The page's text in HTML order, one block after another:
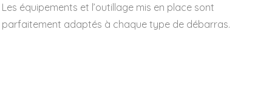
Les équipements et l’outillage mis en place sont
parfaitement adaptés à chaque type de débarras.